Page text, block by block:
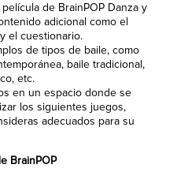
de BrainPOP Danza y
adicional como el
el cuestionario.
de tipos de baile, como
baile tradicional,
etc.
en un espacio donde se
los siguientes juegos,
adecuados para su
BrainPOP